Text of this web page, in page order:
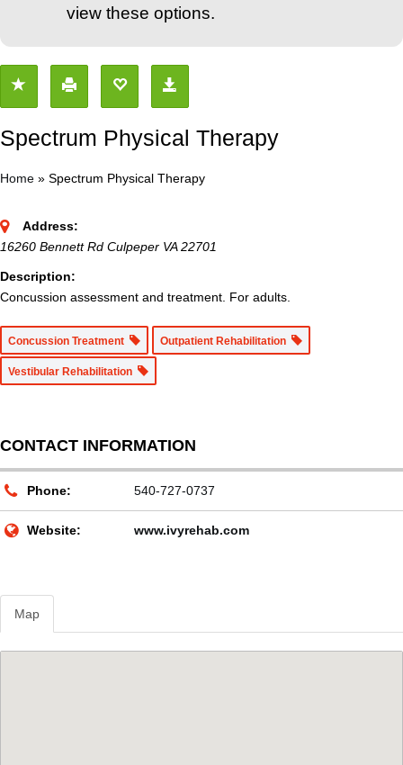
view these options.
Spectrum Physical Therapy
Home » Spectrum Physical Therapy
Address:
16260 Bennett Rd Culpeper VA 22701
Description:
Concussion assessment and treatment. For adults.
Concussion Treatment Outpatient Rehabilitation
Vestibular Rehabilitation
CONTACT INFORMATION
Phone: 540-727-0737
Website: www.ivyrehab.com
Map